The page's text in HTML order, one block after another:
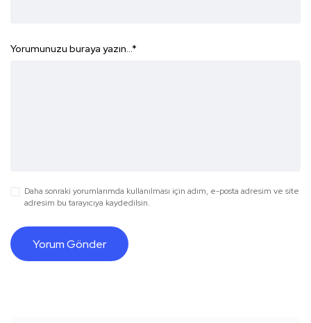
Yorumunuzu buraya yazın...*
Daha sonraki yorumlarımda kullanılması için adım, e-posta adresim ve site
adresim bu tarayıcıya kaydedilsin.